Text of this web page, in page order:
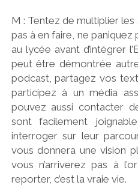
M : Tentez de multiplier les
pas à en faire, ne paniquez
au lycée avant d’intégrer
peut être démontrée
podcast, partagez vos
participez à un média
pouvez aussi contacter
sont facilement
interroger sur leur
vous donnera une vision
vous n’arriverez pas à
reporter, c’est la vraie vie.